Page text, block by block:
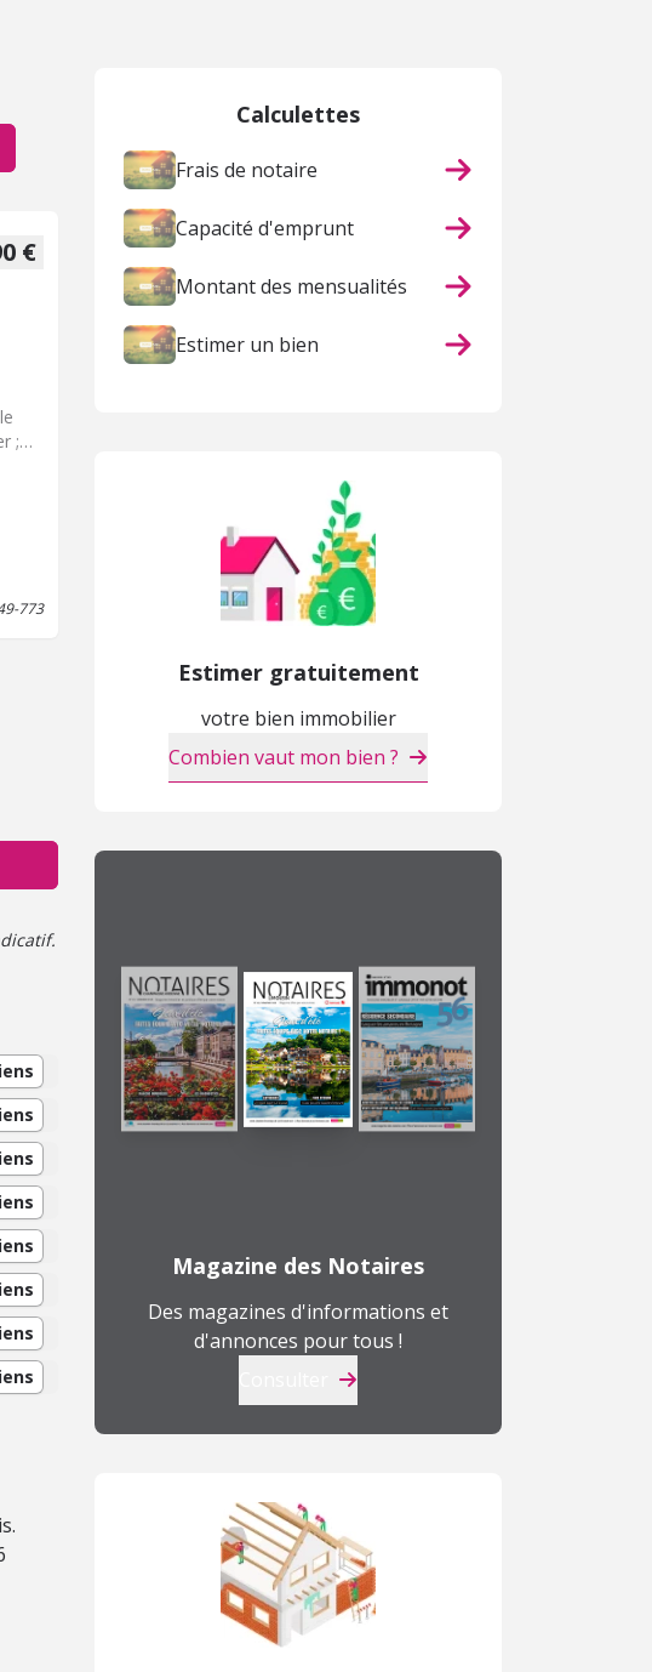
€
;
773
Calculettes
Frais de notaire
Capacité d'emprunt
Montant des mensualités
Estimer un bien
Estimer gratuitement
votre bien immobilier
Combien vaut mon bien ?
Magazine des Notaires
Des magazines d'informations et
d'annonces pour tous !